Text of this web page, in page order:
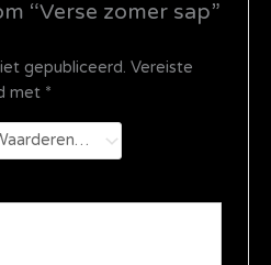
“Verse zomer sap”
gepubliceerd. Vereiste
met *